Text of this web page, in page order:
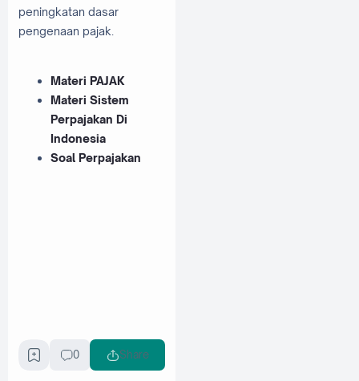
peningkatan dasar
pengenaan pajak.
Materi PAJAK
Materi Sistem
Perpajakan Di
Indonesia
Soal Perpajakan
0 Share